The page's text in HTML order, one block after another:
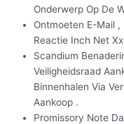
Onderwerp Op De
Ontmoeten E-Mail ,
Reactie Inch Net
Scandium
Veiligheidsraad
Binnenhalen Via
Aankoop .
Promissory Note